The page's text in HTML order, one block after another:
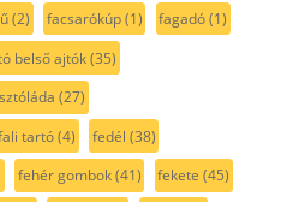
(2) facsarókúp(1) fagadó(1)
belső ajtók(35)
(27)
tartó(4) fedél (38)
fehér gombok(41) fekete (45)